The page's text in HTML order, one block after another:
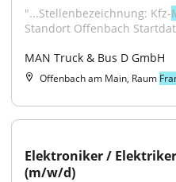
"...Stellenbezeichnung: Kfz-
Standort Offenbach
MAN Truck & Bus D GmbH
Offenbach am Main, Raum
Elektroniker /
(m/w/d)